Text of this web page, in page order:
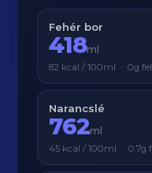
Fehér bor
418ml
82 kcal / 100ml · 0g
Narancslé
762ml
45 kcal / 100ml · 0.7g